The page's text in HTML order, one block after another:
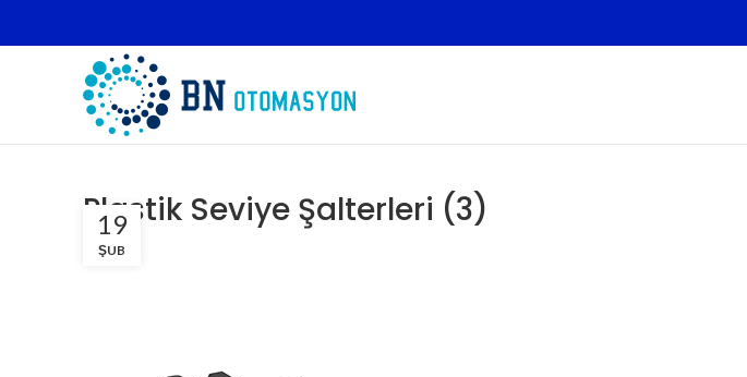
Plastik Seviye Şalterleri (3)
19
ŞUB